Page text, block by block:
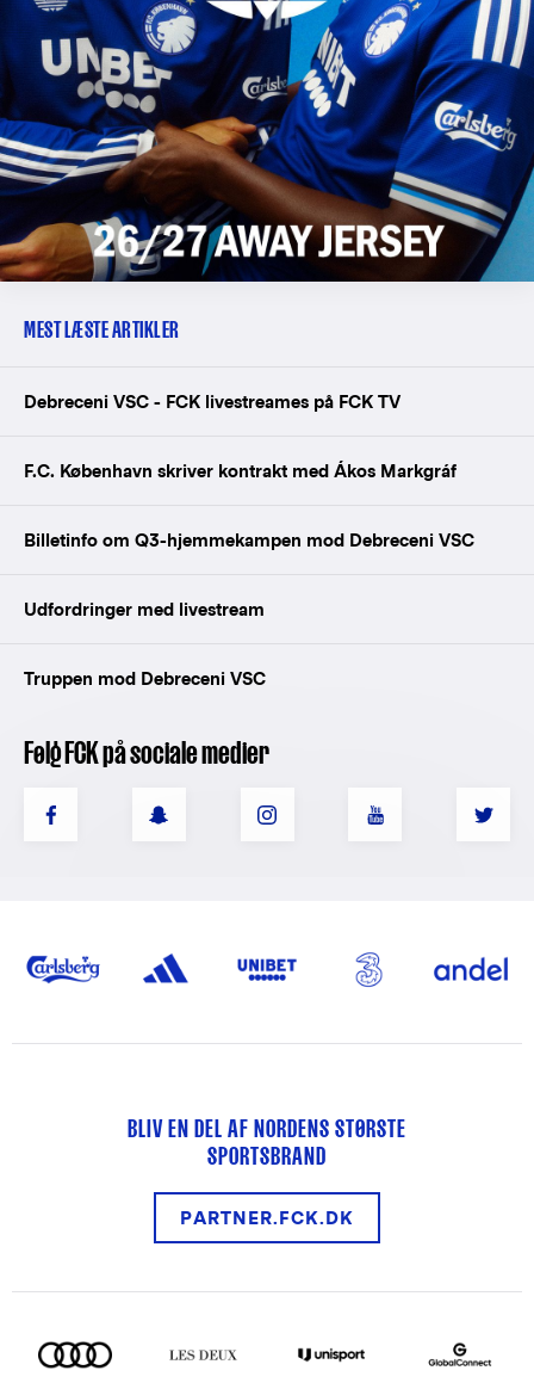
MEST LÆSTE ARTIKLER
Debreceni VSC - FCK livestreames på FCK TV
F.C. København skriver kontrakt med Ákos Markgráf
Billetinfo om Q3-hjemmekampen mod Debreceni VSC
Udfordringer med livestream
Truppen mod Debreceni VSC
Følg FCK på sociale medier
BLIV EN DEL AF NORDENS STØRSTE
SPORTSBRAND
PARTNER.FCK.DK